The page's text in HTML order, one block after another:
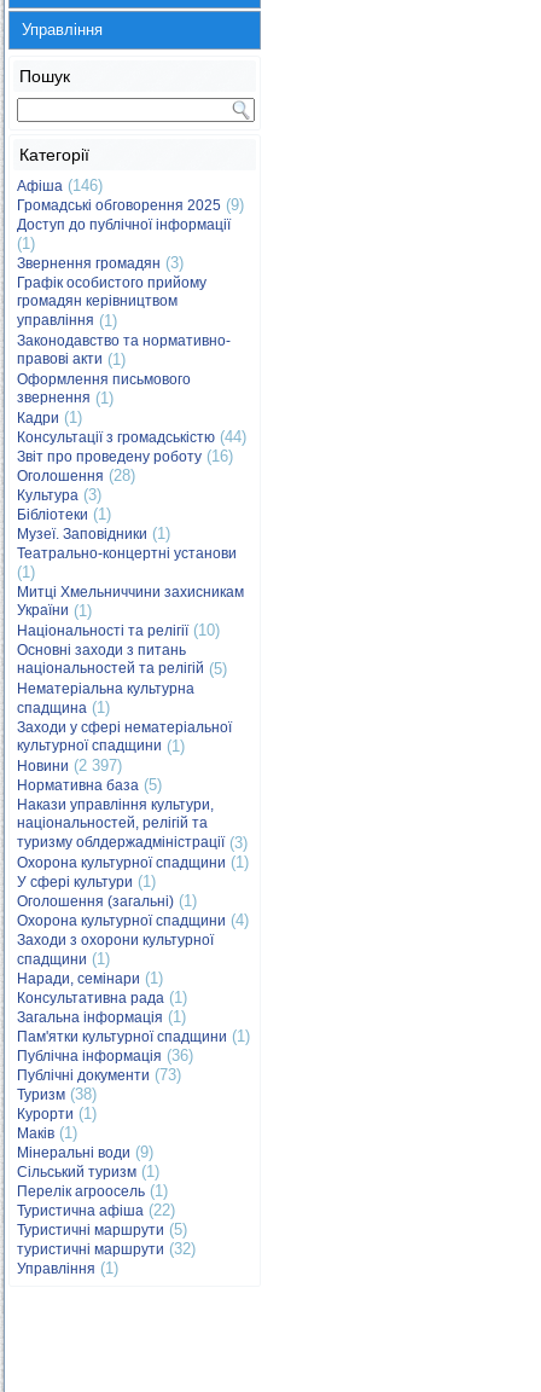
Управління
Пошук
Категорії
Афіша (146)
Громадські обговорення 2025 (9)
Доступ до публічної інформації
(1)
Звернення громадян (3)
Графік особистого прийому
громадян керівництвом
управління (1)
Законодавство та нормативно-
правові акти (1)
Оформлення письмового
звернення (1)
Кадри (1)
Консультації з громадськістю (44)
Звіт про проведену роботу (16)
Оголошення (28)
Культура (3)
Бібліотеки (1)
Музеї. Заповідники (1)
Театрально-концертні установи
(1)
Митці Хмельниччини захисникам
України (1)
Національності та релігії(10)
Основні заходи з питань
національностей та релігій (5)
Нематеріальна культурна
спадщина (1)
Заходи у сфері нематеріальної
культурної спадщини (1)
Новини (2 397)
Нормативна база (5)
Накази управління культури,
національностей, релігій та
туризму облдержадміністрації(3)
Охорона культурної спадщини (1)
У сфері культури (1)
Оголошення (загальні) (1)
Охорона культурної спадщини (4)
Заходи з охорони культурної
спадщини (1)
Наради, семінари (1)
Консультативна рада (1)
Загальна інформація (1)
Пам'ятки культурної спадщини (1)
Публічна інформація (36)
Публічні документи (73)
Туризм (38)
Курорти (1)
Маків (1)
Мінеральні води (9)
Сільський туризм (1)
Перелік агроосель (1)
Туристична афіша (22)
Туристичні маршрути (5)
туристичні маршрути (32)
Управління (1)